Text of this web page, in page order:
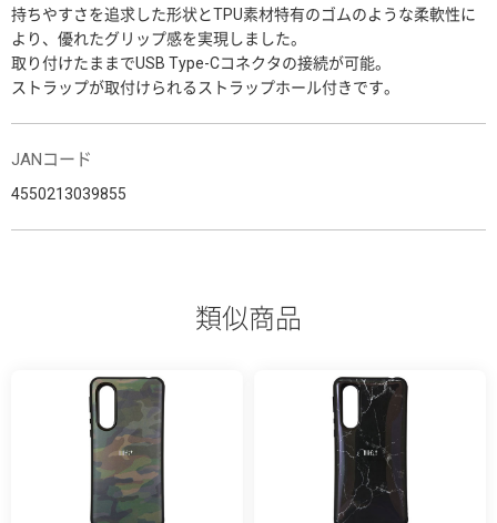
持ちやすさを追求した形状とTPU素材特有のゴムのような柔軟性に
より、優れたグリップ感を実現しました。
取り付けたままでUSB Type-Cコネクタの接続が可能。
ストラップが取付けられるストラップホール付きです。
JANコード
4550213039855
類似商品